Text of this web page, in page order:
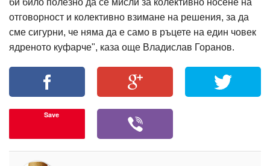
би било полезно да се мисли за колективно носене на
отговорност и колективно взимане на решения, за да
сме сигурни, че няма да е само в ръцете на един човек
ядреното куфарче", каза още Владислав Горанов.
Save